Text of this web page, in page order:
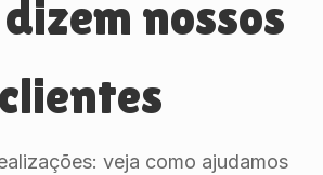
nossos
clientes
veja como ajudamos